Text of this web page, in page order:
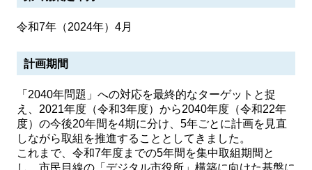
令和7年（2024年）4月
計画期間
「2040年問題」への対応を最終的なターゲットと捉
え、2021年度（令和3年度）から2040年度（令和22年
度）の今後20年間を4期に分け、5年ごとに計画を見直
しながら取組を推進することとしてきました。
これまで、令和7年度までの5年間を集中取組期間と
し、市民目線の「デジタル市役所」構築に向けた基盤に